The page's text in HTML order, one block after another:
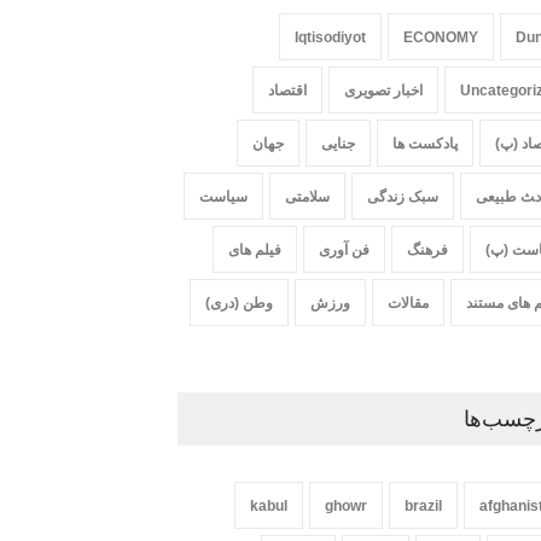
ECONOMY
Iqtisodiyot
اخبار تصویری اقتصاد
(پ) پادکست ها جنایی جهان
طبیعی سبک زندگی سلامتی سیاست
(پ) فرهنگ فن آوری فیلم های
های مستند مقالات ورزش وطن (دری)
brazil
ghowr
kabul